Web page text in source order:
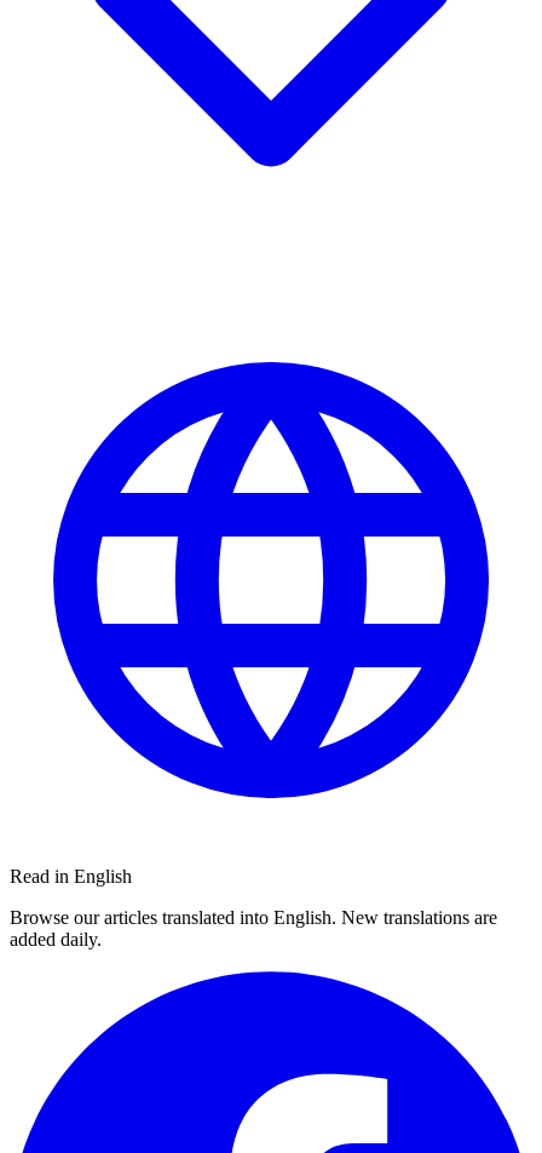
Read in English
Browse our articles translated into English. New translations are
added daily.